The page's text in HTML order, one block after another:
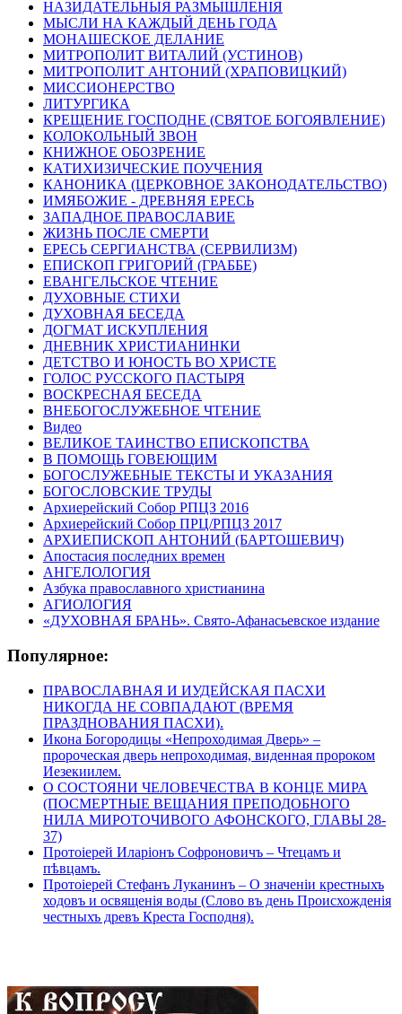
НАЗИДАТЕЛЬНЫЯ РАЗМЫШЛЕНІЯ
МЫСЛИ НА КАЖДЫЙ ДЕНЬ ГОДА
МОНАШЕСКОЕ ДЕЛАНИЕ
МИТРОПОЛИТ ВИТАЛИЙ (УСТИНОВ)
МИТРОПОЛИТ АНТОНИЙ (ХРАПОВИЦКИЙ)
МИССИОНЕРСТВО
ЛИТУРГИКА
КРЕЩЕНИЕ ГОСПОДНЕ (СВЯТОЕ БОГОЯВЛЕНИЕ)
КОЛОКОЛЬНЫЙ ЗВОН
КНИЖНОЕ ОБОЗРЕНИЕ
КАТИХИЗИЧЕСКИЕ ПОУЧЕНИЯ
КАНОНИКА (ЦЕРКОВНОЕ ЗАКОНОДАТЕЛЬСТВО)
ИМЯБОЖИЕ - ДРЕВНЯЯ ЕРЕСЬ
ЗАПАДНОЕ ПРАВОСЛАВИЕ
ЖИЗНЬ ПОСЛЕ СМЕРТИ
ЕРЕСЬ СЕРГИАНСТВА (СЕРВИЛИЗМ)
ЕПИСКОП ГРИГОРИЙ (ГРАББЕ)
ЕВАНГЕЛЬСКОЕ ЧТЕНИЕ
ДУХОВНЫЕ СТИХИ
ДУХОВНАЯ БЕСЕДА
ДОГМАТ ИСКУПЛЕНИЯ
ДНЕВНИК ХРИСТИАНИНКИ
ДЕТСТВО И ЮНОСТЬ ВО ХРИСТЕ
ГОЛОС РУССКОГО ПАСТЫРЯ
ВОСКРЕСНАЯ БЕСЕДА
ВНЕБОГОСЛУЖЕБНОЕ ЧТЕНИЕ
Видео
ВЕЛИКОЕ ТАИНСТВО ЕПИСКОПСТВА
В ПОМОЩЬ ГОВЕЮЩИМ
БОГОСЛУЖЕБНЫЕ ТЕКСТЫ И УКАЗАНИЯ
БОГОСЛОВСКИЕ ТРУДЫ
Архиерейский Собор РПЦЗ 2016
Архиерейский Собор ПРЦ/РПЦЗ 2017
АРХИЕПИСКОП АНТОНИЙ (БАРТОШЕВИЧ)
Апостасия последних времен
АНГЕЛОЛОГИЯ
Азбука православного христианина
АГИОЛОГИЯ
«ДУХОВНАЯ БРАНЬ». Свято-Афанасьевское издание
Популярное:
ПРАВОСЛАВНАЯ И ИУДЕЙСКАЯ ПАСХИ
НИКОГДА НЕ СОВПАДАЮТ (ВРЕМЯ
ПРАЗДНОВАНИЯ ПАСХИ).
Икона Богородицы «Непроходимая Дверь» –
пророческая дверь непроходимая, виденная пророком
Иезекиилем.
О СОСТОЯНИ ЧЕЛОВЕЧЕСТВА В КОНЦЕ МИРА
(ПОСМЕРТНЫЕ ВЕЩАНИЯ ПРЕПОДОБНОГО
НИЛА МИРОТОЧИВОГО АФОНСКОГО, ГЛАВЫ 28-
37)
Протоіерей Иларіонъ Софроновичъ – Чтецамъ и
пѣвцамъ.
Протоіерей Стефанъ Луканинъ – О значеніи крестныхъ
ходовъ и освященія воды (Слово въ день Происхожденія
честныхъ древъ Креста Господня).